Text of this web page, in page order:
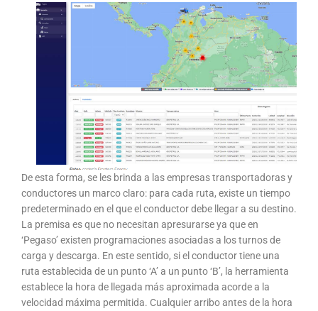
De esta forma, se les brinda a las empresas transportadoras y
conductores un marco claro: para cada ruta, existe un tiempo
predeterminado en el que el conductor debe llegar a su destino.
La premisa es que no necesitan apresurarse ya que en
‘Pegaso’ existen programaciones asociadas a los turnos de
carga y descarga. En este sentido, si el conductor tiene una
ruta establecida de un punto ‘A’ a un punto ‘B’, la herramienta
establece la hora de llegada más aproximada acorde a la
velocidad máxima permitida. Cualquier arribo antes de la hora